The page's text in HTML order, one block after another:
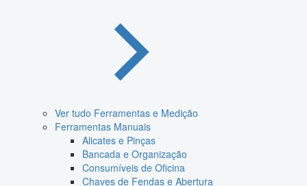
Ver tudo Ferramentas e Medição
Ferramentas Manuais
Alicates e Pinças
Bancada e Organização
Consumíveis de Oficina
Chaves de Fendas e Abertura